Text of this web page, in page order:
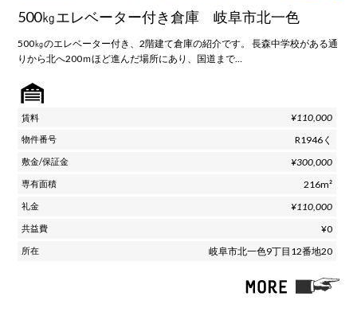
500㎏エレベーター付き倉庫 岐阜市北一色
500㎏のエレベーター付き、2階建て倉庫の紹介です。 長森中学校がある通
りから北へ200ｍほど進んだ場所にあり、国道まで…
¥110,000
R1946く
¥300,000
216m²
¥110,000
¥0
岐阜市北一色9丁目12番地20